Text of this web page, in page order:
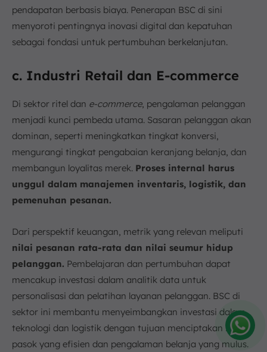
pendapatan berbasis biaya. Penerapan BSC di sini
menyoroti pentingnya inovasi digital dan kepatuhan
sebagai fondasi untuk pertumbuhan berkelanjutan.
c. Industri Retail dan E-commerce
Di sektor ritel dan e-commerce, pengalaman pelanggan
menjadi kunci pembeda utama. Sasaran pelanggan akan
dominan, seperti meningkatkan tingkat konversi,
mengurangi tingkat pengabaian keranjang belanja, dan
membangun loyalitas merek. Proses internal harus
unggul dalam manajemen inventaris, logistik, dan
pemenuhan pesanan.
Dari perspektif keuangan, metrik yang relevan meliputi
nilai pesanan rata-rata dan nilai seumur hidup
pelanggan. Pembelajaran dan pertumbuhan dapat
mencakup investasi dalam analitik data untuk
personalisasi dan pelatihan layanan pelanggan. BSC di
sektor ini membantu menyeimbangkan investasi dalam
teknologi dan logistik dengan tujuan menciptakan rantai
pasok yang efisien dan pengalaman belanja yang mulus.
Amelia